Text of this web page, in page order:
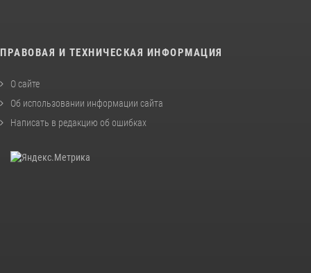
ПРАВОВАЯ И ТЕХНИЧЕСКАЯ ИНФОРМАЦИЯ
О сайте
Об использовании информации сайта
Написать в редакцию об ошибках